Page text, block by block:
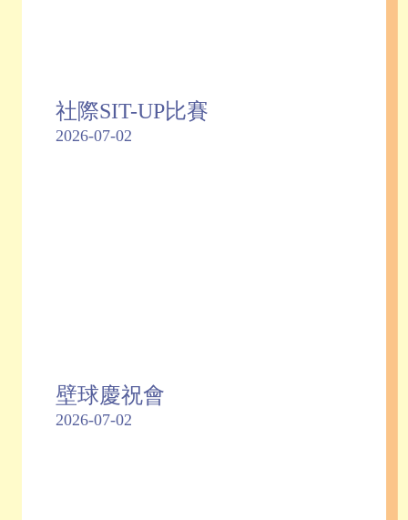
社際SIT-UP比賽
2026-07-02
壁球慶祝會
2026-07-02